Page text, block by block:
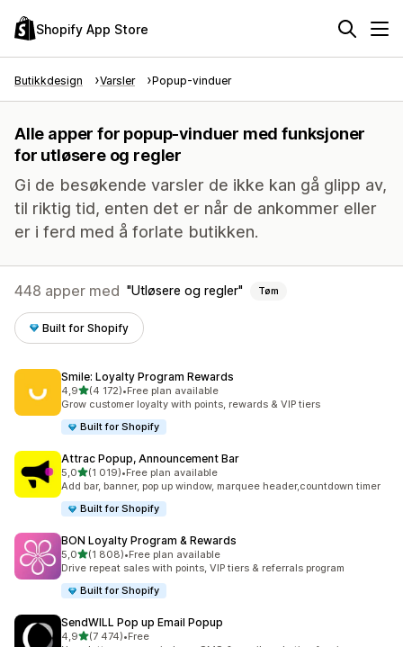
Shopify App Store
Butikkdesign Varsler Popup-vinduer
Alle apper for popup-vinduer med funksjoner
for utløsere og regler
Gi de besøkende varsler de ikke kan gå glipp av,
til riktig tid, enten det er når de ankommer eller
er i ferd med å forlate butikken.
448 apper med Utløsere og regler Tøm
Built for Shopify
Smile: Loyalty Program Rewards
4,9av 5 stjerner
(4 172)
Totalt 4172 omtaler
•Free plan available
Grow customer loyalty with points, rewards & VIP tiers
Built for Shopify
Attrac Popup, Announcement Bar
5,0av 5 stjerner
(1 019)
Totalt 1019 omtaler
•Free plan available
Add bar, banner, pop up window, marquee header,countdown timer
Built for Shopify
BON Loyalty Program & Rewards
5,0av 5 stjerner
(1 808)
Totalt 1808 omtaler
•Free plan available
Drive repeat sales with points, VIP tiers & referrals program
Built for Shopify
SendWILL Pop up Email Popup
4,9av 5 stjerner
(7 474)
Totalt 7474 omtaler
•Free